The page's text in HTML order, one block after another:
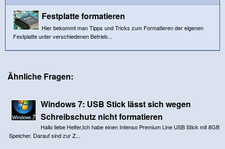
Festplatte formatieren
Hier bekommt man Tipps und Tricks zum Formatieren der eigenen
Festplatte unter verschiedenen Betrieb...
Ähnliche Fragen:
Windows 7: USB Stick lässt sich wegen
Schreibschutz nicht formatieren
Hallo liebe Helfer,Ich habe einen Intenso Premium Line USB Stick mit 8GB
Speicher. Darauf sind zur Z...